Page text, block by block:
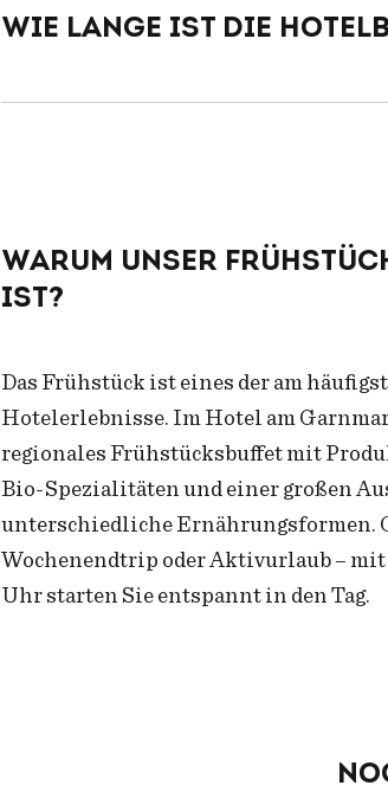
Wie lange ist die
Warum unser
ist?
Das Frühstück ist eines der am
Hotelerlebnisse. Im Hotel am
regionales Frühstücksbuffet mit
Bio-Spezialitäten und einer großen
unterschiedliche Ernährungsformen.
Wochenendtrip oder Aktivurlaub – mit
Uhr starten Sie entspannt in den Tag.